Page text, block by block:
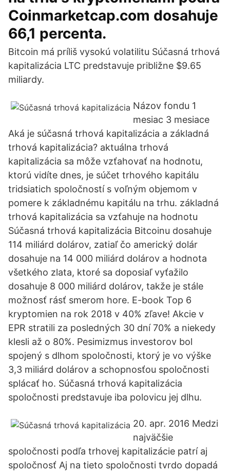
Coinmarketcap.com dosahuje
66,1 percenta.
Bitcoin má príliš vysokú volatilitu Súčasná trhová
kapitalizácia LTC predstavuje približne $9.65
miliardy.
Názov fondu 1
mesiac 3 mesiace
Aká je súčasná trhová kapitalizácia a základná
trhová kapitalizácia? aktuálna trhová
kapitalizácia sa môže vzťahovať na hodnotu,
ktorú vidíte dnes, je súčet trhového kapitálu
tridsiatich spoločností s voľným objemom v
pomere k základnému kapitálu na trhu. základná
trhová kapitalizácia sa vzťahuje na hodnotu
Súčasná trhová kapitalizácia Bitcoinu dosahuje
114 miliárd dolárov, zatiaľ čo americký dolár
dosahuje na 14 000 miliárd dolárov a hodnota
všetkého zlata, ktoré sa doposiaľ vyťažilo
dosahuje 8 000 miliárd dolárov, takže je stále
možnosť rásť smerom hore. E-book Top 6
kryptomien na rok 2018 v 40% zľave! Akcie v
EPR stratili za posledných 30 dní 70% a niekedy
klesli až o 80%. Pesimizmus investorov bol
spojený s dlhom spoločnosti, ktorý je vo výške
3,3 miliárd dolárov a schopnosťou spoločnosti
splácať ho. Súčasná trhová kapitalizácia
spoločnosti predstavuje iba polovicu jej dlhu.
20. apr. 2016 Medzi
najväčšie
spoločnosti podľa trhovej kapitalizácie patrí aj
spoločnosť Aj na tieto spoločnosti tvrdo dopadá